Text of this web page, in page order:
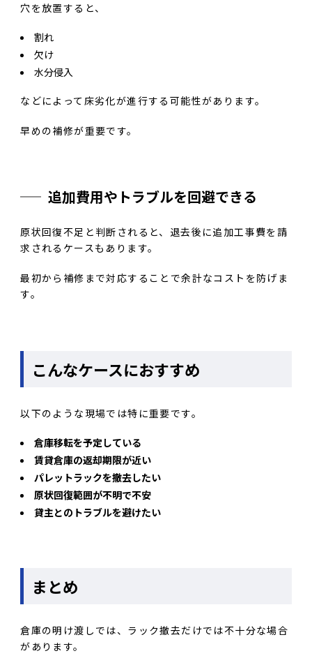
穴を放置すると、
割れ
欠け
水分侵入
などによって床劣化が進行する可能性があります。
早めの補修が重要です。
追加費用やトラブルを回避できる
原状回復不足と判断されると、退去後に追加工事費を請
求されるケースもあります。
最初から補修まで対応することで余計なコストを防げま
す。
こんなケースにおすすめ
以下のような現場では特に重要です。
倉庫移転を予定している
賃貸倉庫の返却期限が近い
パレットラックを撤去したい
原状回復範囲が不明で不安
貸主とのトラブルを避けたい
まとめ
倉庫の明け渡しでは、ラック撤去だけでは不十分な場合
があります。